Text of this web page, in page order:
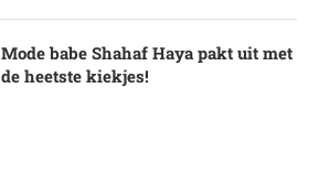
Mode babe Shahaf Haya pakt uit met
de heetste kiekjes!